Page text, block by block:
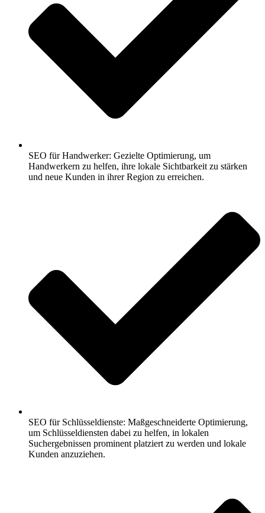
SEO für Handwerker: Gezielte Optimierung, um
Handwerkern zu helfen, ihre lokale Sichtbarkeit zu stärken
und neue Kunden in ihrer Region zu erreichen.
SEO für Schlüsseldienste: Maßgeschneiderte Optimierung,
um Schlüsseldiensten dabei zu helfen, in lokalen
Suchergebnissen prominent platziert zu werden und lokale
Kunden anzuziehen.